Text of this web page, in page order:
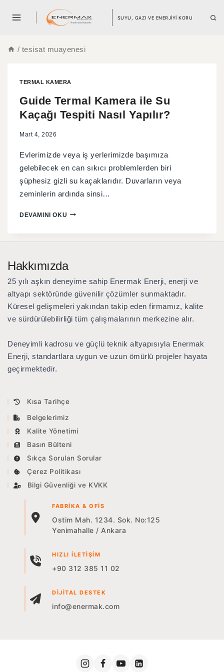
SUYU, GAZI VE ENERJİYİ KORU
/ tesisat muayenesi
TERMAL KAMERA
Guide Termal Kamera ile Su
Kaçağı Tespiti Nasıl Yapılır?
Mart 4, 2026
Evlerimizde veya iş yerlerimizde başımıza
gelebilecek en can sıkıcı problemlerden biri
şüphesiz gizli su kaçaklarıdır. Duvarların veya
zeminlerin ardında sinsi…
DEVAMINI OKU
Hakkımızda
25 yılı aşkın deneyime sahip Enermak Enerji, enerji ve
altyapı sektöründe güvenilir çözümler sunmaktadır.
Küresel gelişmeleri yakından takip eden firmamız, kalite
ve sürdürülebilirliği tüm çalışmalarının merkezine alır.
Deneyimli kadrosu ve güçlü teknik altyapısıyla Enermak
Enerji, standartlara uygun ve uzun ömürlü projeler hayata
geçirmektedir.
Kısa Tarihçe
Belgelerimiz
Kalite Yönetimi
Basın Bülteni
Sıkça Sorulan Sorular
Çerez Politikası
Bilgi Güvenliği ve KVKK
FABRIKA & OFIS
Ostim Mah. 1234. Sok. No:125
Yenimahalle / Ankara
HIZLI İLETIŞIM
+90 312 385 11 02
DIJITAL DESTEK
info@enermak.com